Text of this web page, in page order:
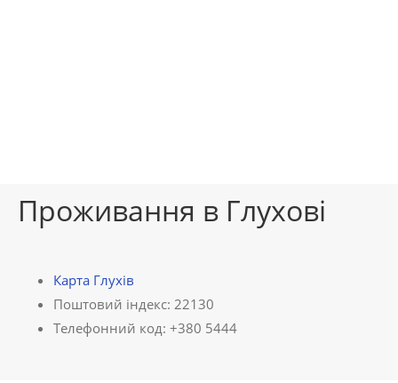
Проживання в Глухові
Карта Глухів
Поштовий індекс: 22130
Телефонний код: +380 5444